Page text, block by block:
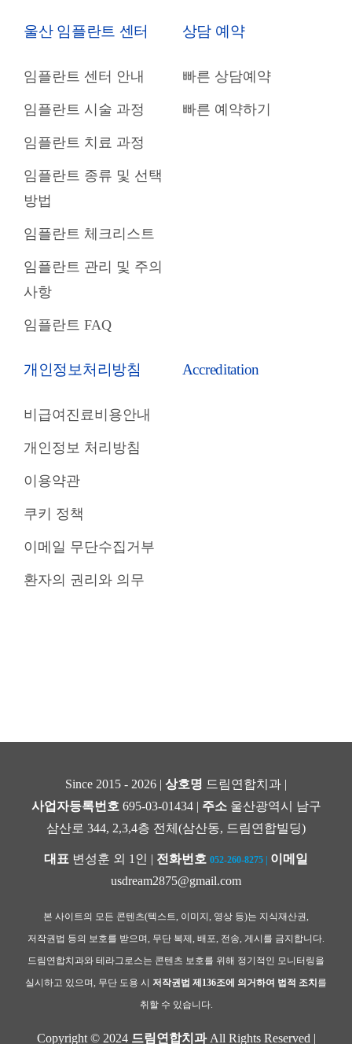
울산 임플란트 센터
임플란트 센터 안내
임플란트 시술 과정
임플란트 치료 과정
임플란트 종류 및 선택
방법
임플란트 체크리스트
임플란트 관리 및 주의
사항
임플란트 FAQ
상담 예약
빠른 상담예약
빠른 예약하기
개인정보처리방침
비급여진료비용안내
개인정보 처리방침
이용약관
쿠키 정책
이메일 무단수집거부
환자의 권리와 의무
Accreditation
Since 2015 - 2026 | 상호명 드림연합치과 |
사업자등록번호 695-03-01434 | 주소울산광역시 남구
삼산로 344, 2,3,4층 전체(삼산동, 드림연합빌딩)
대표 변성훈 외 1인 | 전화번호 052-260-8275
이메일
usdream2875@gmail.com
본 사이트의 모든 콘텐츠(텍스트, 이미지, 영상 등)는 지식재산권,
저작권법 등의 보호를 받으며, 무단 복제, 배포, 전송, 게시를 금지합니다.
드림연합치과와 테라그로스는 콘텐츠 보호를 위해 정기적인 모니터링을
실시하고 있으며, 무단 도용 시 저작권법 제136조에 의거하여 법적 조치 를
취할 수 있습니다.
Copyright © 2024 드림연합치과All Rights Reserved |